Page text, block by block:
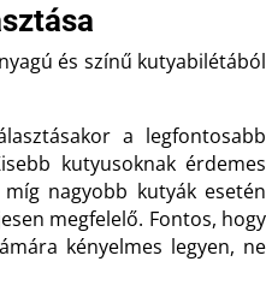
és színű kutyabilétából
a legfontosabb
kutyusoknak érdemes
nagyobb kutyák esetén
megfelelő. Fontos, hogy
kényelmes legyen, ne